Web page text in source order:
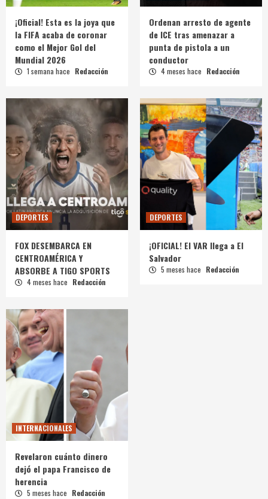
¡Oficial! Esta es la joya que
la FIFA acaba de coronar
como el Mejor Gol del
Mundial 2026
1 semana hace Redacción
Ordenan arresto de agente
de ICE tras amenazar a
punta de pistola a un
conductor
4 meses hace Redacción
DEPORTES
FOX DESEMBARCA EN
CENTROAMÉRICA Y
ABSORBE A TIGO SPORTS
4 meses hace Redacción
DEPORTES
¡OFICIAL! El VAR llega a El
Salvador
5 meses hace Redacción
INTERNACIONALES
Revelaron cuánto dinero
dejó el papa Francisco de
herencia
5 meses hace Redacción